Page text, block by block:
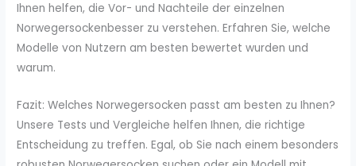
Ihnen helfen, die Vor- und Nachteile der einzelnen
Norwegersockenbesser zu verstehen. Erfahren Sie, welche
Modelle von Nutzern am besten bewertet wurden und
warum.
Fazit: Welches Norwegersocken passt am besten zu Ihnen?
Unsere Tests und Vergleiche helfen Ihnen, die richtige
Entscheidung zu treffen. Egal, ob Sie nach einem besonders